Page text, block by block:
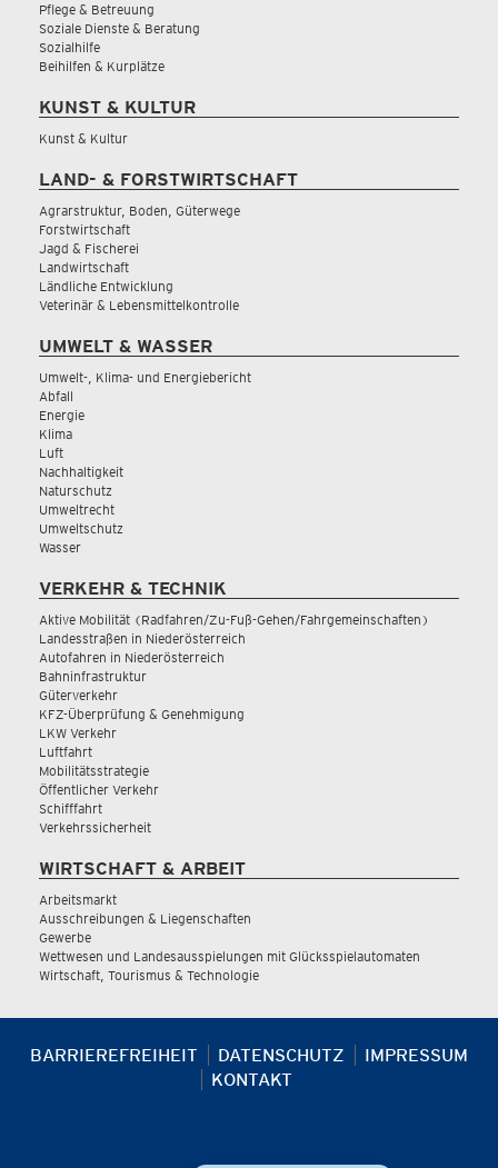
Pflege & Betreuung
Soziale Dienste & Beratung
Sozialhilfe
Beihilfen & Kurplätze
KUNST & KULTUR
Kunst & Kultur
LAND- & FORSTWIRTSCHAFT
Agrarstruktur, Boden, Güterwege
Forstwirtschaft
Jagd & Fischerei
Landwirtschaft
Ländliche Entwicklung
Veterinär & Lebensmittelkontrolle
UMWELT & WASSER
Umwelt-, Klima- und Energiebericht
Abfall
Energie
Klima
Luft
Nachhaltigkeit
Naturschutz
Umweltrecht
Umweltschutz
Wasser
VERKEHR & TECHNIK
Aktive Mobilität (Radfahren/Zu-Fuß-Gehen/Fahrgemeinschaften)
Landesstraßen in Niederösterreich
Autofahren in Niederösterreich
Bahninfrastruktur
Güterverkehr
KFZ-Überprüfung & Genehmigung
LKW Verkehr
Luftfahrt
Mobilitätsstrategie
Öffentlicher Verkehr
Schifffahrt
Verkehrssicherheit
WIRTSCHAFT & ARBEIT
Arbeitsmarkt
Ausschreibungen & Liegenschaften
Gewerbe
Wettwesen und Landesausspielungen mit Glücksspielautomaten
Wirtschaft, Tourismus & Technologie
BARRIEREFREIHEIT DATENSCHUTZ
IMPRESSUM
KONTAKT